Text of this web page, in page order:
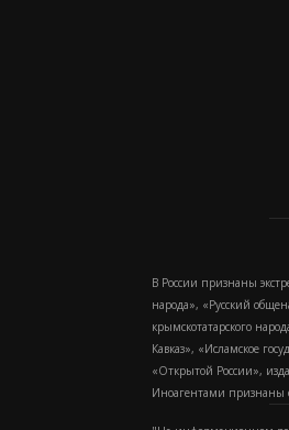
В России признаны
народа», «Русский
крымскотатарского
Кавказ», «Исламское
«Открытой России»,
Иноагентами признаны